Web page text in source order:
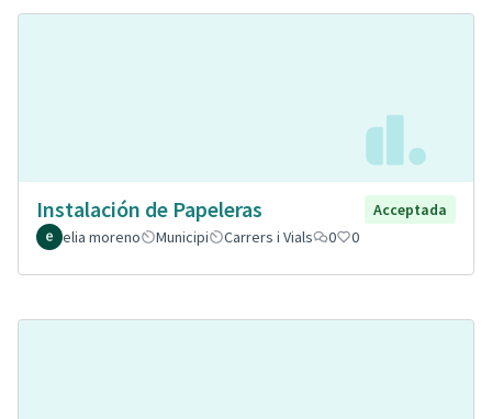
Instalación de Papeleras
Acceptada
elia moreno
Municipi Carrers i Vials 0 0